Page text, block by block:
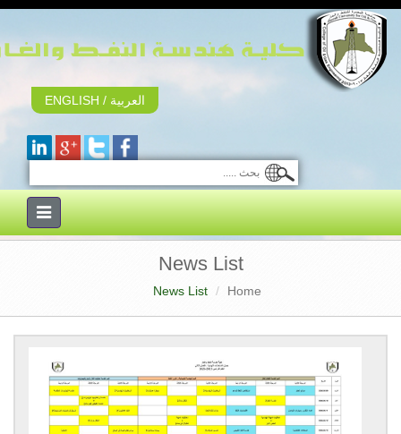
العربية/
ENGLISH
Toggle
News List
Home
News List